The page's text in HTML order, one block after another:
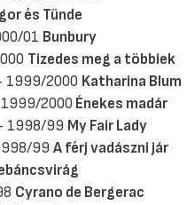
és Tünde
01 Bunbury
Tizedes meg a többiek
1999/2000 Katharina Blum
2000 Énekes madár
1998/99 My Fair Lady
99 A férj vadászni jár
Cyrano de Bergerac